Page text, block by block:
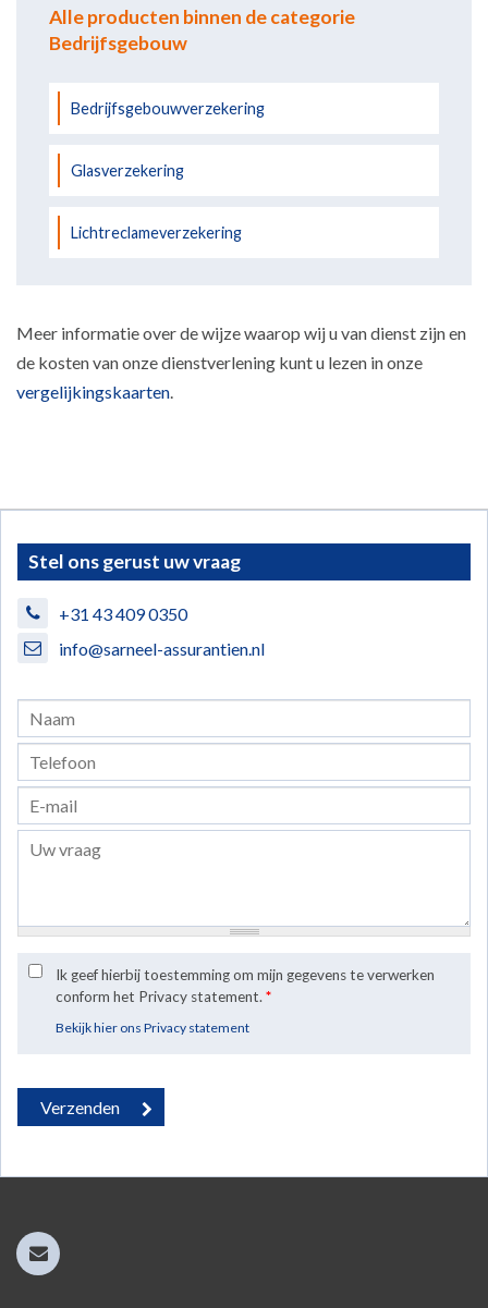
Alle producten binnen de categorie
Bedrijfsgebouw
Bedrijfsgebouwverzekering
Glasverzekering
Lichtreclameverzekering
Meer informatie over de wijze waarop wij u van dienst zijn en
de kosten van onze dienstverlening kunt u lezen in onze
vergelijkingskaarten.
Stel ons gerust uw vraag
+31 43 409 0350
info@sarneel-assurantien.nl
Ik geef hierbij toestemming om mijn gegevens te verwerken
conform het Privacy statement. *
Bekijk hier ons Privacy statement